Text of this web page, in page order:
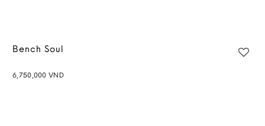
Bench Soul
6,750,000 VND